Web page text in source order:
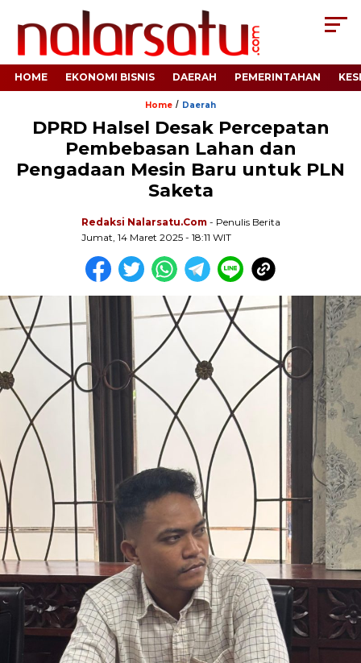
HOME EKONOMI BISNIS DAERAH PEMERINTAHAN
Home / Daerah
DPRD Halsel Desak Percepatan
Pembebasan Lahan dan
Pengadaan Mesin Baru untuk PLN
Saketa
Redaksi Nalarsatu.com - Penulis Berita
Jumat, 14 Maret 2025 - 18:11 WIT